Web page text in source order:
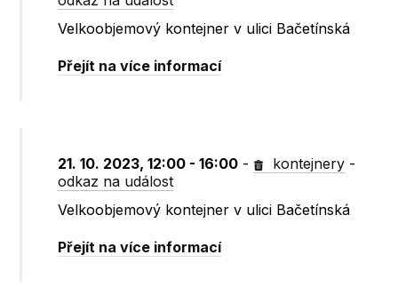
Velkoobjemový kontejner v ulici Bačetínská
Přejít na více informací
21. 10. 2023, 12:00 - 16:00 - kontejnery -
odkaz na událost
Velkoobjemový kontejner v ulici Bačetínská
Přejít na více informací